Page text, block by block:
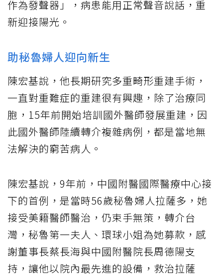
作為發聲器」，病患能用正常聲音說話，重
新迎接陽光。
助秘魯婦人迎向新生
陳宏基說，他長期研究多重畸形重建手術，
一直對重難症的重建很有興趣，除了治療同
胞，15年前開始培訓國外醫師發展重建，因
此國外醫師陸續轉介複雜病例，都是當地無
法解決的窮苦病人。
陳宏基說，9年前，中國附醫國際醫療中心接
下的首例，是當時56歲秘魯婦人拉薩多，她
接受美籍醫師醫治，仍束手無策，轉介台
灣，秘魯第一夫人、環球小姐為她募款，感
謝董事長蔡長海與中國附醫院長周德陽支
持，讓他以院內最先進的設備，救治拉薩